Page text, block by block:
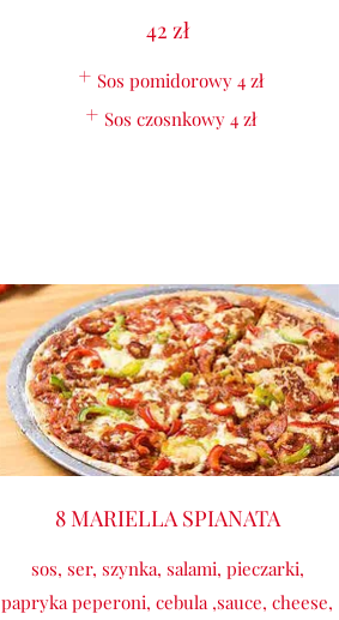
42 zł
Sos pomidorowy 4 zł
Sos czosnkowy 4 zł
8 MARIELLA SPIANATA
sos, ser, szynka, salami, pieczarki,
papryka peperoni, cebula ,sauce, cheese,